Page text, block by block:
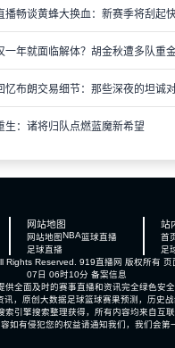
生：诸将归队点燃蓝魔新希望
网站地图
网站地图 NBA篮球直播
足球直播
站
首
足
Rights Reserved. 919直播网 版权所有 页
07日 06时10分 备案信息
全面及时的赛事直播和资讯完全绿色安
讯，原创大数据足球篮球赛果预测，历史
索引擎搜索整理获得，所有内容均来自互
如有侵犯您的权益请通知我们，我们会第